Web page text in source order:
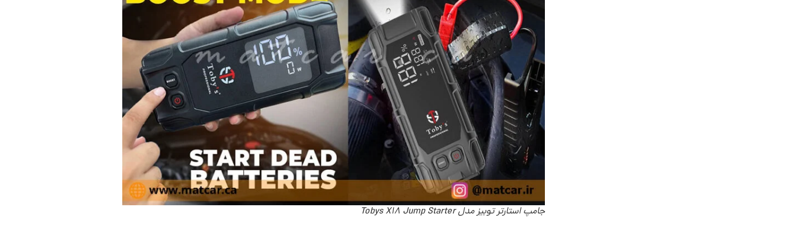
جامپ استارتر توبیز مدل Tobys X18 Jump Starter